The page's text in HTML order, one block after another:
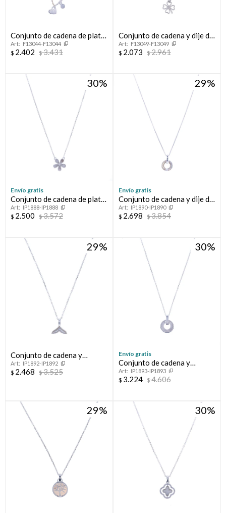
Conjunto de cadena de plata
925 con dijes, AMOR.
F13044-F13044
$ 2.402 $3.431
Conjunto de cadena y dije de
plata 925 rodinado,
TREBOL.
F13049-F13049
$ 2.073 $2.961
30
Envío gratis
Conjunto de cadena de plata
y dije con nácar y circonias,
TRÉBOL.
IP1888-IP1888
$ 2.500 $3.572
29
Envío gratis
Conjunto de cadena y dije de
plata 925 con nácar y
circonia.
IP1890-IP1890
$ 2.698 $3.854
29
Conjunto de cadena y
colgante de plata 925, COLA
DE BALLENA.
IP1892-IP1892
$ 2.468 $3.525
30
Envío gratis
Conjunto de cadena y
colgante de plata 925 con
nácar.
IP1893-IP1893
$ 3.224 $4.606
29 30